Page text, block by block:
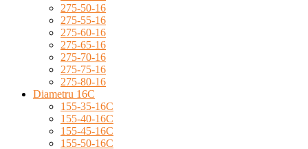
275-50-16
275-55-16
275-60-16
275-65-16
275-70-16
275-75-16
275-80-16
Diametru 16C
155-35-16C
155-40-16C
155-45-16C
155-50-16C